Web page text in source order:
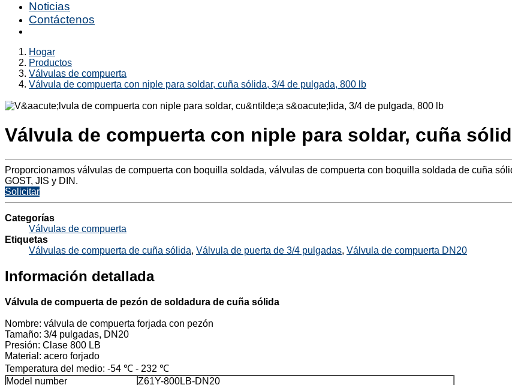
Noticias
Contáctenos
Hogar
Productos
Válvulas de compuerta
Válvula de compuerta con niple para soldar, cuña sólida, 3/4 de pulgada, 800 lb
Válvula de compuerta con niple para soldar, cuña
Proporcionamos válvulas de compuerta con boquilla soldada, válvulas de compuerta con boquilla soldada de cuña
GOST, JIS y DIN.
Solicitar
Categorías
Válvulas de compuerta
Etiquetas
Válvulas de compuerta de cuña sólida, Válvula de puerta de 3/4 pulgadas, Válvula de compuerta DN20
Información detallada
Válvula de compuerta de pezón de soldadura de cuña sólida
Nombre: válvula de compuerta forjada con pezón
Tamaño: 3/4 pulgadas, DN20
Presión: Clase 800 LB
Material: acero forjado
Temperatura del medio: -54 ℃ - 232 ℃
Model number
Z61Y-800LB-DN20